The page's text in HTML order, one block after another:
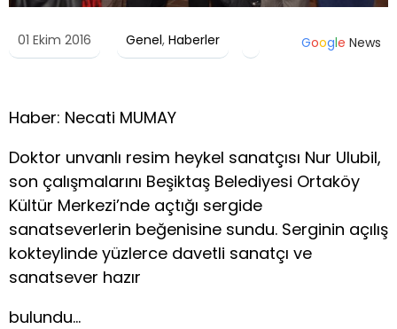
01 Ekim 2016 Genel, Haberler Google News
Haber: Necati MUMAY
Doktor unvanlı resim heykel sanatçısı Nur Ulubil,
son çalışmalarını Beşiktaş Belediyesi Ortaköy
Kültür Merkezi’nde açtığı sergide
sanatseverlerin beğenisine sundu. Serginin açılış
kokteylinde yüzlerce davetli sanatçı ve
sanatsever hazır
bulundu…